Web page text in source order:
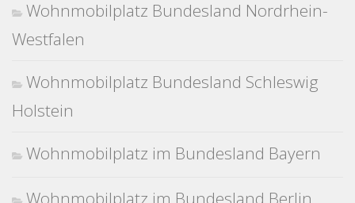
Wohnmobilplatz Bundesland Nordrhein-
Westfalen
Wohnmobilplatz Bundesland Schleswig
Holstein
Wohnmobilplatz im Bundesland Bayern
Wohnmobilplatz im Bundesland Berlin